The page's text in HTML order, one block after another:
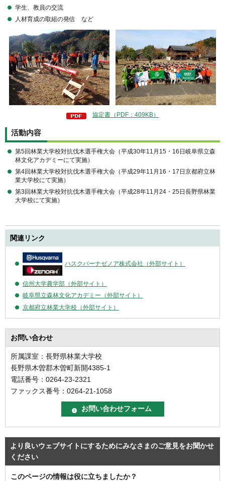
学生、教員の交流
人材育成の取組の発信 など
協定書（PDF：409KB）
活動内容
第5回林業大学校対抗伐木選手権大会（平成30年11月15・16日岐阜県立森
林文化アカデミーにて実施）
第4回林業大学校対抗伐木選手権大会（平成29年11月16・17日京都府立林
業大学校にて実施）
第3回林業大学校対抗伐木選手権大会（平成28年11月24・25日長野県林業
大学校にて実施）
関連リンク
ハスクバーナゼノア株式会社（外部サイト）
信州大学農学部（外部サイト）
岐阜県立森林文化アカデミー（外部サイト）
京都府立林業大学校（外部サイト）
お問い合わせ
所属課室：長野県林業大学校
長野県木曽郡木曽町新開4385-1
電話番号：0264-23-2321
ファックス番号：0264-21-1058
より良いウェブサイトにするためにみなさまのご意見をお聞かせ
ください
このページの情報は役に立ちましたか？